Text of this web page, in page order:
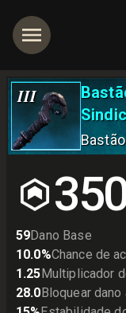
III
59Dano Base
10.0%Chance de
1.25Multiplicador
28.0Bloquear